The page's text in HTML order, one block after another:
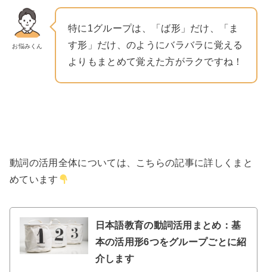
お悩みくん
特に1グループは、「ば形」だけ、「ま
す形」だけ、のようにバラバラに覚える
よりもまとめて覚えた方がラクですね！
動詞の活用全体については、こちらの記事に詳しくまと
めています
日本語教育の動詞活用まとめ：基
本の活用形6つをグループごとに紹
介します